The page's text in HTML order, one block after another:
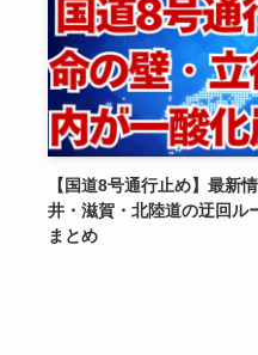
【国道8号通行止め】最新
井・滋賀・北陸道の迂回ル
まとめ